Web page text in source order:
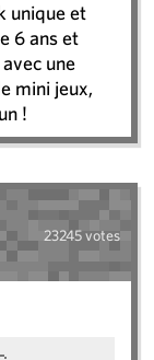
unique et
6 ans et
une
mini jeux,
!
23245 votes